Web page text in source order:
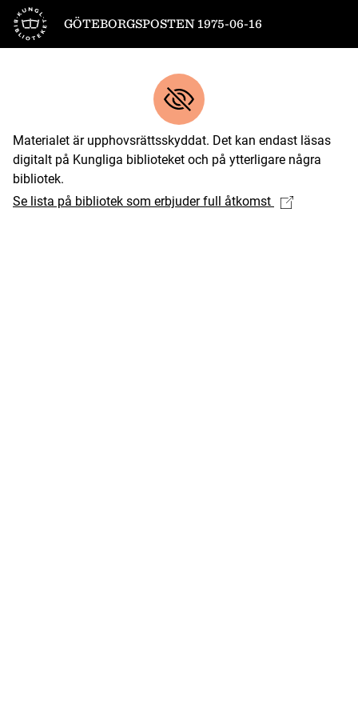
Till startsidan
GÖTEBORGSPOSTEN 1975-06-16
Materialet är upphovsrättsskyddat. Det kan endast läsas
digitalt på Kungliga biblioteket och på ytterligare några
bibliotek.
Se lista på bibliotek som erbjuder full åtkomst